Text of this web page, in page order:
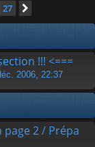
c
27
!!! <===
2006, 22:37
page 2 / Prépa